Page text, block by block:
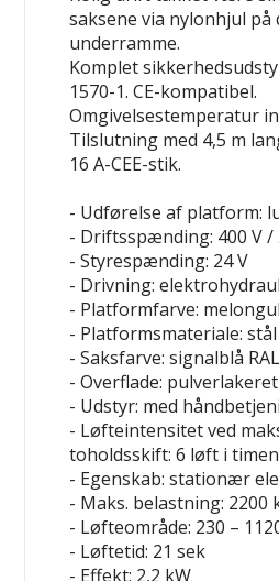
saksene via nylonhjul på
underramme.
Komplet
1570-1. CE-kompatibel.
Omgivelsestemperatur
Tilslutning med 4,5 m
16 A-CEE-stik.
- Udførelse af platform:
- Driftsspænding: 400 V /
- Styrespænding: 24 V
- Drivning:
- Platformfarve:
- Platformsmateriale: stål
- Saksfarve: signalblå
- Overflade: pulverlakeret
- Udstyr: med
- Løfteintensitet ved
toholdsskift: 6 løft i timen
- Egenskab: stationær
- Maks. belastning: 2200
- Løfteområde: 230 –
- Løftetid: 21 sek
- Effekt: 2,2 kW